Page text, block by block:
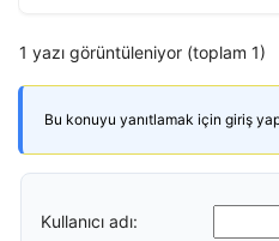
1 yazı görüntüleniyor (toplam 1)
Bu konuyu yanıtlamak için giriş
Kullanıcı adı: